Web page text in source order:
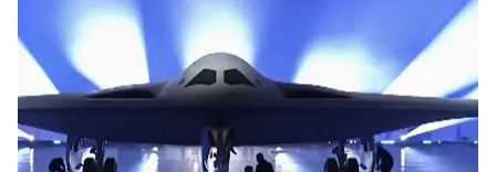
Khán giả
Giải sao mai
Sao
Làm đẹp
Chất lượng cuộc sống
Giáo dục
Tuyển sinh
Học trực tuyến
Công nghệ
Hitech Công nghệ tương lai
Giao lưu trực tuyến